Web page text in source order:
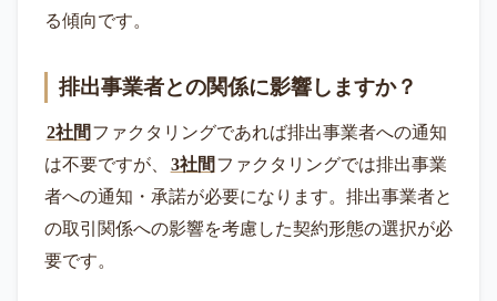
る傾向です。
排出事業者との関係に影響しますか？
2社間 ファクタリングであれば排出事業者への通知
は不要ですが、
3社間 ファクタリングでは排出事業
者への通知・承諾が必要になります。排出事業者と
の取引関係への影響を考慮した契約形態の選択が必
要です。